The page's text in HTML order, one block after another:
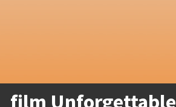
film Unforgettable